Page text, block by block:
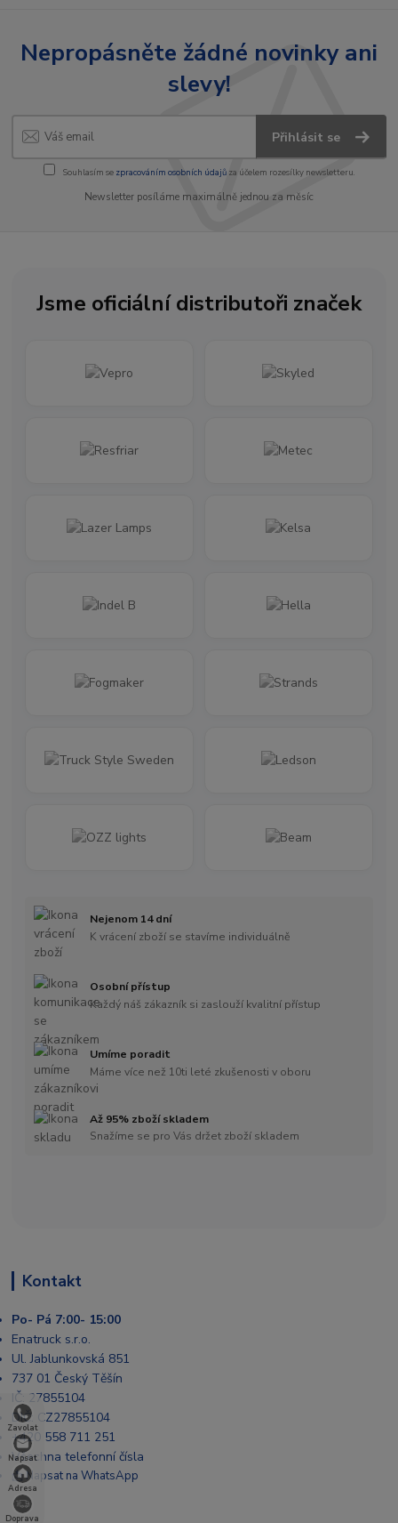
Zavolat
Napsat
Adresa
Doprava
Nepropásněte žádné novinky ani
slevy!
Přihlásit se
Souhlasím se zpracováním osobních údajůza účelem rozesílky newsletteru.
Newsletter posíláme maximálně jednou za měsíc
Jsme oficiální distributoři značek
Nejenom 14 dní
K vrácení zboží se stavíme individuálně
Osobní přístup
Každý náš zákazník si zaslouží kvalitní přístup
Umíme poradit
Máme více než 10ti leté zkušenosti v oboru
Až 95% zboží skladem
Snažíme se pro Vás držet zboží skladem
Kontakt
Po- Pá 7:00- 15:00
Enatruck s.r.o.
Ul. Jablunkovská 851
737 01 Český Těšín
IČ: 27855104
DIČ: CZ27855104
+420 558 711 251
Všechna telefonní čísla
📩 Napsat na WhatsApp